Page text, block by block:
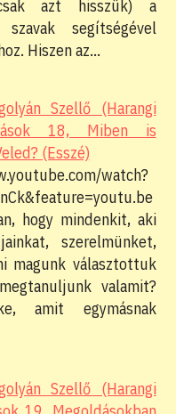
azt hisszük) a
segítségével
Hiszen az…
Szellő (Harangi
18, Miben is
(Esszé)
watch?
hogy mindenkit, aki
szerelmünket,
magunk választottuk
valamit?
amit egymásnak
Szellő (Harangi